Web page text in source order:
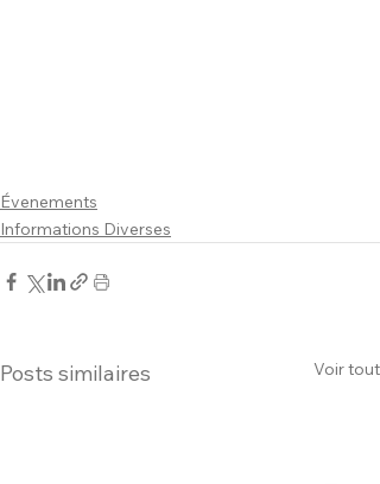
Évenements
Informations Diverses
Posts similaires Voir tout